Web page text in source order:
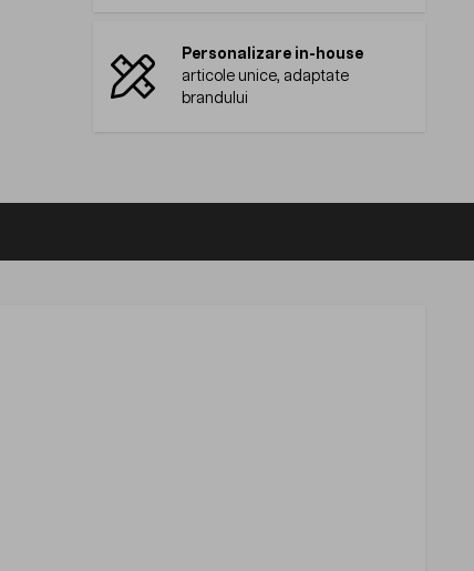
Personalizare in-house
articole unice, adaptate
brandului